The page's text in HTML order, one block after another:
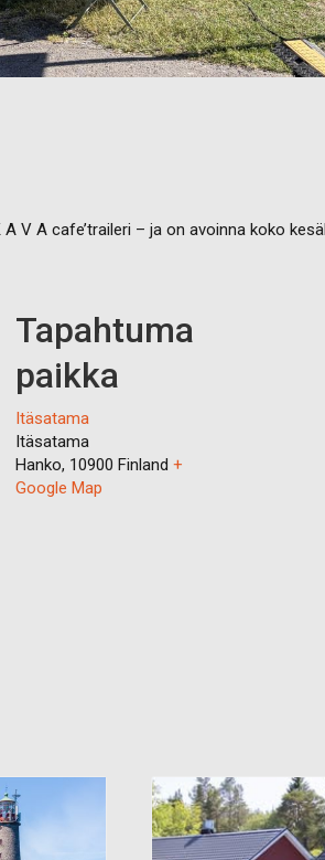
V A cafe’traileri – ja on avoinna koko
Tapahtuma
paikka
Itäsatama
Itäsatama
Hanko, 10900 Finland +
Google Map